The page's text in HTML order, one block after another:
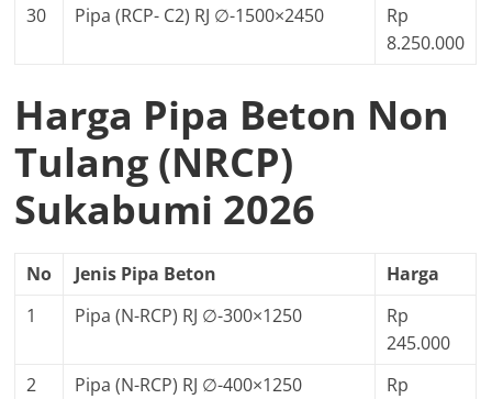
30
Pipa (RCP- C2) RJ ∅-1500×2450
Rp
8.250.000
Harga Pipa Beton Non
Tulang (NRCP)
Sukabumi 2026
No Jenis Pipa Beton
Harga
1
Pipa (N-RCP) RJ ∅-300×1250
Rp
245.000
2
Pipa (N-RCP) RJ ∅-400×1250
Rp